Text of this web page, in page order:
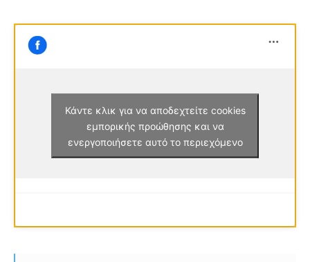
Κάντε κλικ για να αποδεχτείτε cookies
εμπορικής προώθησης και να
ενεργοποιήσετε αυτό το περιεχόμενο